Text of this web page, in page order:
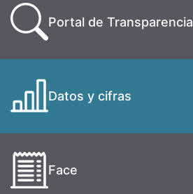
Portal de Transparencia
Datos y cifras
Face